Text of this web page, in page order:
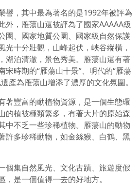
譽，其中最為著名的是1992年被評為
外，雁蕩山還被評為了國家AAAAA級
園、國家地質公園、國家級自然保護
光十分壯觀，山峰起伏，峽谷縱橫，
湖泊清澈，景色秀美。雁蕩山還有著
宋時期的“雁蕩山十景”、明代的“雁蕩
產為雁蕩山增添了濃厚的文化氛圍。
著豐富的動植物資源，是一個生態環
的植被種類繁多，有著大片的原始森
中不乏一些珍稀植物。雁蕩山的動物
許多珍稀動物，如金絲猴、白鶴、黑
個集自然風光、文化古蹟、旅遊度假
是一個值得一去的好地方。